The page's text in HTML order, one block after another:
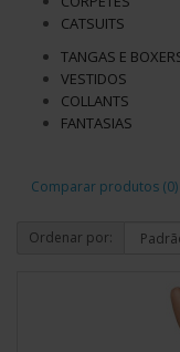
CATSUITS
TANGAS E
VESTIDOS
COLLANTS
FANTASIAS
Comparar produtos (0)
Ordenar por: